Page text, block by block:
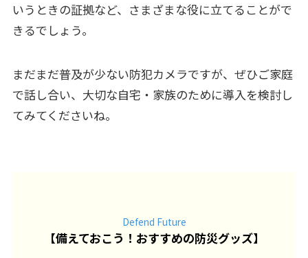
いうときの証拠など、さまざまな役に立てることがで
きるでしょう。
まだまだ普及が少ない防犯カメラですが、ぜひご家庭
で話し合い、大切な自宅・家族のために導入を検討し
てみてくださいね。
Defend Future
【備えておこう！おすすめの防災グッズ】